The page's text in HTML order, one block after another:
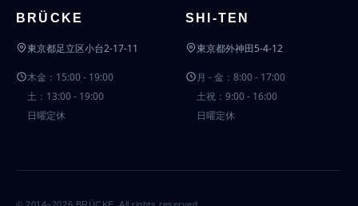
BRÜCKE
東京都足立区小台2-17-11
木金：15:00 - 19:00
土：13:00 - 19:00
日曜定休
SHI-TEN
東京都外神田5-4-12
月 - 金：8:00 - 17:00
土祝：9:00 - 16:00
日曜定休